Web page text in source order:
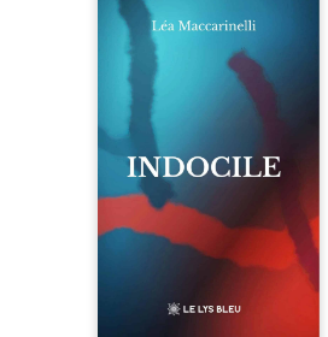
Quatre parties. Quatre refus.
Quatre visages d’une existence
en friction. Entre les silences
qu’on ne déchiffre pas, les
amours qu’on dérange, les
corps qu’on administre et les
liens qu’on sabote, cet ouvrage
parle à celles et ceux qui
vivent trop fort, trop vrai, trop
tôt. Indocile est une traversée.
Une langue nue. Une
insurrection calme. Une
déclaration d’existence pour ...